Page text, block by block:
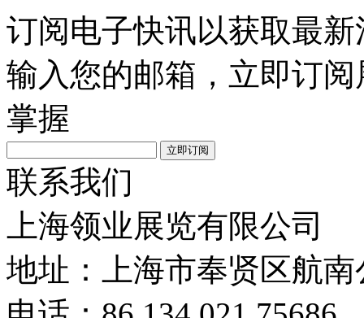
订阅电子快讯以获取最新
输入您的邮箱，立即订
掌握
联系我们
上海领业展览有限公司
地址：上海市奉贤区航南